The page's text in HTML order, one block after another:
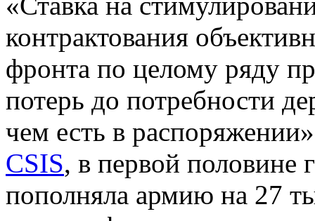
контрактования
фронта по целому ряду
потерь до потребности
чем есть в
CSIS, в первой половине
пополняла армию на 27